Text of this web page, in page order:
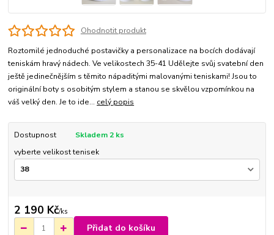
Ohodnotit produkt
Roztomilé jednoduché postavičky a personalizace na bocích dodávají
teniskám hravý nádech. Ve velikostech 35-41 Udělejte svůj svatební den
ještě jedinečnějším s těmito nápaditými malovanými teniskami! Jsou to
originální boty s osobitým stylem a stanou se skvělou vzpomínkou na
váš velký den. Je to ide... celý popis
Dostupnost
Skladem 2 ks
vyberte velikost tenisek
2 190 Kč/ks
Přidat do košíku